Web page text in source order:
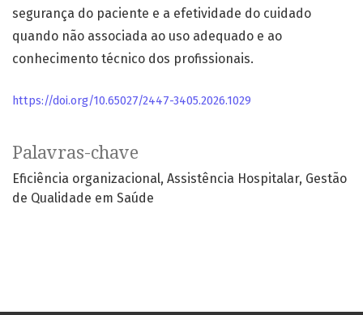
Palavras-chave
Eficiência organizacional Assistência Hospitalar Gestão
de Qualidade em Saúde
segurança do paciente e a efetividade do cuidado
quando não associada ao uso adequado e ao
conhecimento técnico dos profissionais.
https://doi.org/10.65027/2447-3405.2026.1029